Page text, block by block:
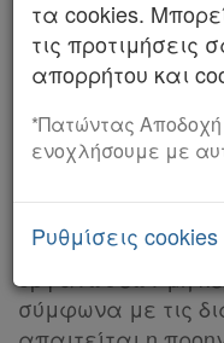
Κ.Α.Δ.
Διακρατικές
Συμφωνίες
Ελλάδας
Εμφάνιση
κωδικοποίηση
7.Μέχρι να τεθεί
Υπομητρώο
πέραν της
των φιλοζωικών
οργανώσεων μη
σύμφωνα με τις
τα cookies.
τις προτιμήσεις
απορρήτου και
*Πατώντας
ενοχλήσουμε με
Ρυθμίσεις cookies